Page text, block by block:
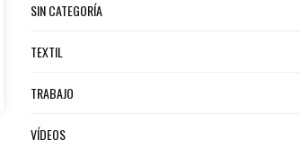
SIN CATEGORÍA
TEXTIL
TRABAJO
VÍDEOS